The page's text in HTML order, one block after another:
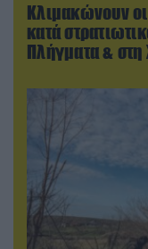
Κλιμακώνουν
κατά
Πλήγματα & στη